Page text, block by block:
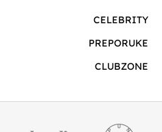
CELEBRITY
PREPORUKE
CLUBZONE